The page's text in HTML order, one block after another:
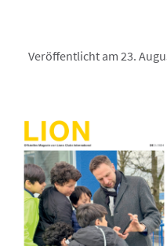
Veröffentlicht am 23.